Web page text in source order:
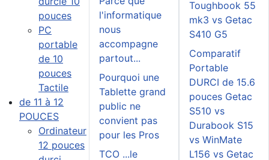
pouces
PC
portable
de 10
pouces
Tactile
de 11 à 12
POUCES
Ordinateur
12 pouces
l'informatique
nous
accompagne
partout...
Pourquoi une
Tablette grand
public ne
convient pas
pour les Pros
TCO ...le
Toughbook 55
mk3 vs Getac
S410 G5
Comparatif
Portable
DURCI de 15.6
pouces Getac
S510 vs
Durabook S15
vs WinMate
L156 vs Getac